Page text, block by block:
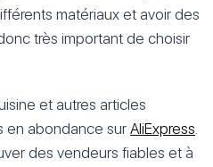
matériaux et avoir des
très important de choisir
et autres articles
en abondance sur AliExpress.
des vendeurs fiables et à